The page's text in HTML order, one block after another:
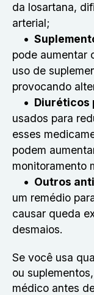
da losartana,
arterial;
pode aumentar
uso de
provocando
Diuréticos
usados para
esses
podem
monitoramento
Outros
um remédio
causar queda
desmaios.
Se você usa
ou
médico antes